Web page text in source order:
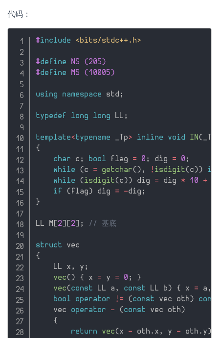
代码：
#include <bits/stdc++.h>
#define NS (205)
#define MS (10005)
using namespace std ;
typedef long long LL ;
template<typename _Tp> inline void IN (
{
char c ; bool flag = 0 ; dig = 0 ;
while
( c = getchar( ) , ! isdigit( c ) )
if
while
( isdigit( c ) ) dig = dig * 10 +
if
( flag ) dig = -dig ;
}
LL M 2 2 ; // 基底
struct
{
    LL x
, y ;
vec( ) { x = y = 0 ;
}
vec( const LL a , const LL b ) { x = a ,
bool
operator != ( const vec oth )
    vec
operator - ( const vec oth )
{
return
vec( x - oth . x , y - oth . y )